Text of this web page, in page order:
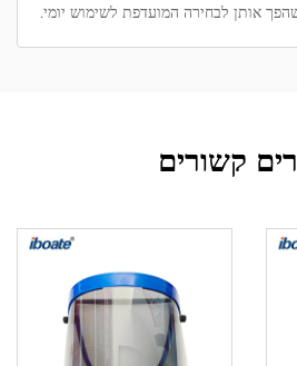
אותן לבחירה המועדפת לשימוש יומי.
קשורים